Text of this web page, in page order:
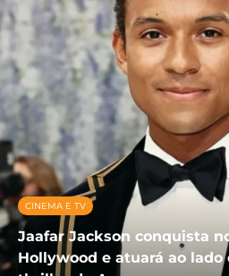
CINEMA E TV
Jaafar Jackson conquista
Hollywood e atuará ao